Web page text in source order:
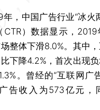
中国广告行业“冰火两
CTR）数据显示，2019
整体下滑8.0%。其中
下降4.2%，首次出现
。曾经的“互联网广
告收入为573亿元，